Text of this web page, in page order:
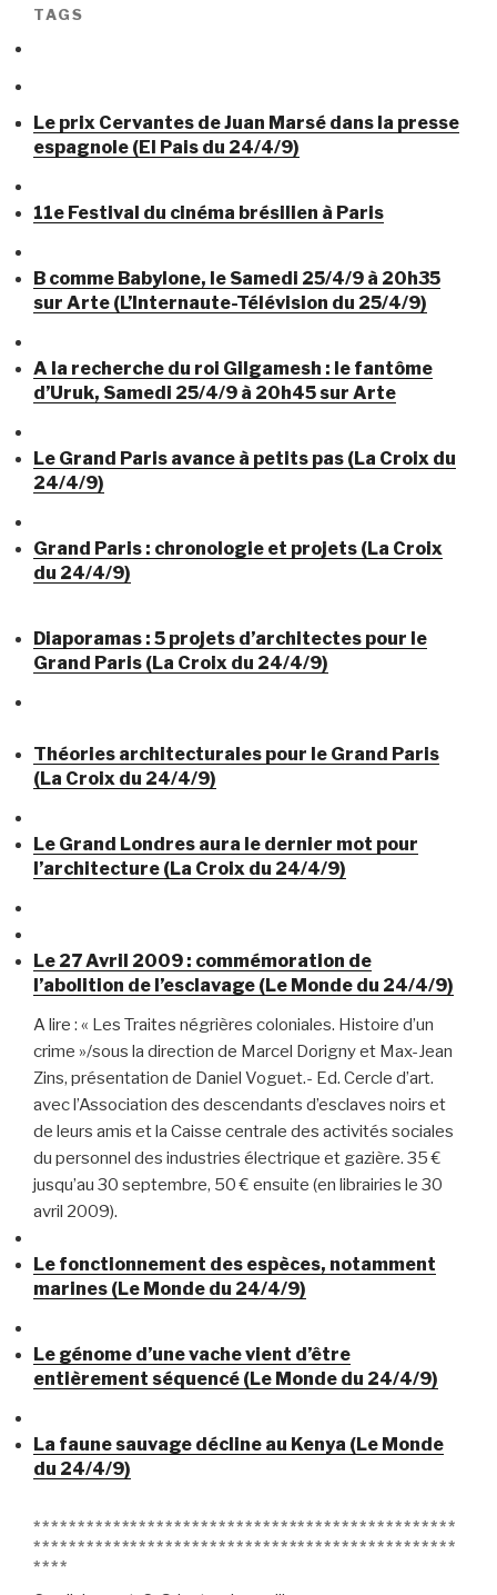
TAGS
Le prix Cervantes de Juan Marsé dans la presse
espagnole (El Pais du 24/4/9)
11e Festival du cinéma brésilien à Paris
B comme Babylone, le Samedi 25/4/9 à 20h35
sur Arte (L’Internaute-Télévision du 25/4/9)
A la recherche du roi Gilgamesh : le fantôme
d’Uruk, Samedi 25/4/9 à 20h45 sur Arte
Le Grand Paris avance à petits pas (La Croix du
24/4/9)
Grand Paris : chronologie et projets (La Croix
du 24/4/9)
Diaporamas : 5 projets d’architectes pour le
Grand Paris (La Croix du 24/4/9)
Théories architecturales pour le Grand Paris
(La Croix du 24/4/9)
Le Grand Londres aura le dernier mot pour
l’architecture (La Croix du 24/4/9)
Le 27 Avril 2009 : commémoration de
l’abolition de l’esclavage (Le Monde du 24/4/9)
A lire : « Les Traites négrières coloniales. Histoire d’un
crime »/sous la direction de Marcel Dorigny et Max-Jean
Zins, présentation de Daniel Voguet.- Ed. Cercle d’art.
avec l’Association des descendants d’esclaves noirs et
de leurs amis et la Caisse centrale des activités sociales
du personnel des industries électrique et gazière. 35 €
jusqu’au 30 septembre, 50 € ensuite (en librairies le 30
avril 2009).
Le fonctionnement des espèces, notamment
marines (Le Monde du 24/4/9)
Le génome d’une vache vient d’être
entièrement séquencé (Le Monde du 24/4/9)
La faune sauvage décline au Kenya (Le Monde
du 24/4/9)
************************************************
************************************************
****